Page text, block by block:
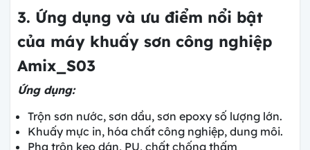
3. Ứng dụng và ưu điểm nổi bật
của máy khuấy sơn công nghiệp
Amix_S03
Ứng dụng:
Trộn sơn nước, sơn dầu, sơn epoxy số lượng lớn.
Khuấy mực in, hóa chất công nghiệp, dung môi.
Pha trộn keo dán, PU, chất chống thấm